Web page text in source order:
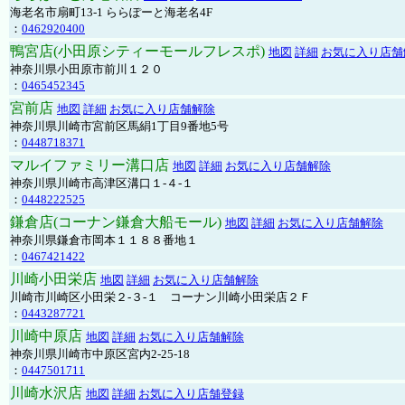
海老名市扇町13-1 ららぽーと海老名4F
： 0462920400
鴨宮店(小田原シティーモールフレスポ) 地図 詳細 お気に入り店
神奈川県小田原市前川１２０
： 0465452345
宮前店 地図 詳細 お気に入り店舗解除
神奈川県川崎市宮前区馬絹1丁目9番地5号
： 0448718371
マルイファミリー溝口店 地図 詳細 お気に入り店舗解除
神奈川県川崎市高津区溝口１-４-１
： 0448222525
鎌倉店(コーナン鎌倉大船モール) 地図 詳細 お気に入り店舗解除
神奈川県鎌倉市岡本１１８８番地１
： 0467421422
川崎小田栄店 地図 詳細 お気に入り店舗解除
川崎市川崎区小田栄２‐３‐１ コーナン川崎小田栄店２Ｆ
： 0443287721
川崎中原店 地図 詳細 お気に入り店舗解除
神奈川県川崎市中原区宮内2-25-18
： 0447501711
川崎水沢店 地図 詳細 お気に入り店舗登録